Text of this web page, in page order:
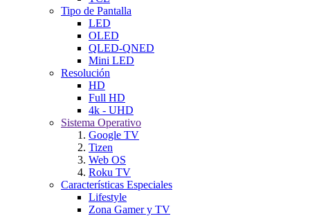
Tipo de Pantalla
LED
OLED
QLED-QNED
Mini LED
Resolución
HD
Full HD
4k - UHD
Sistema Operativo
Google TV
Tizen
Web OS
Roku TV
Características Especiales
Lifestyle
Zona Gamer y TV